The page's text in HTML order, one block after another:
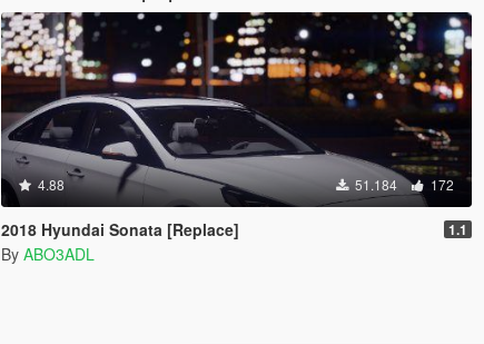
4.88 51.184 172
2018 Hyundai Sonata [Replace] 1.1
By ABO3ADL